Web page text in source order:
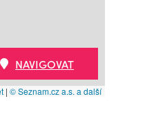
| © Seznam.cz a.s. a další
NAVIGOVAT